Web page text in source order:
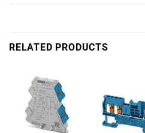
RELATED PRODUCTS